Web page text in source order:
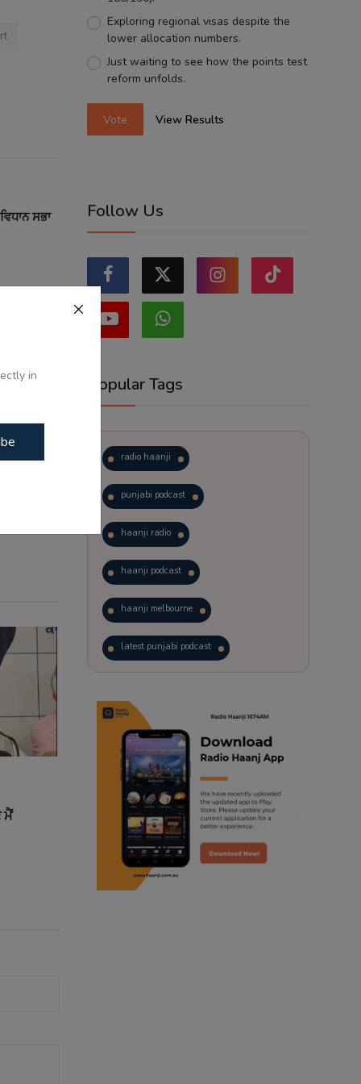
in
ਸਭਾ
ਮੈਂ
Exploring regional visas despite the
lower allocation numbers.
Just waiting to see how the points test
reform unfolds.
Vote View Results
Follow Us
Popular Tags
radio haanji
punjabi podcast
haanji radio
haanji podcast
haanji melbourne
latest punjabi podcast
trending punjabi podcast
ranjodh singh
radio haanji updates
punjabi podcast australia
punjabi kahani